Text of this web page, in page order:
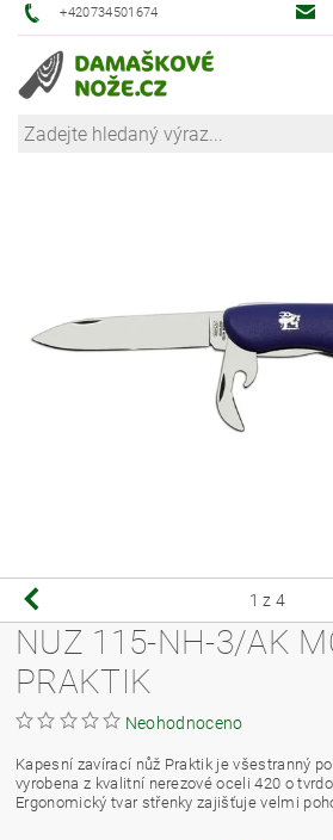
+420734501674
1 z 4
NUZ 115-NH-3/AK
PRAKTIK
Neohodnoceno
Kapesní zavírací nůž Praktik je všestranný
vyrobena z kvalitní nerezové oceli 420 o
Ergonomický tvar střenky zajišťuje velmi